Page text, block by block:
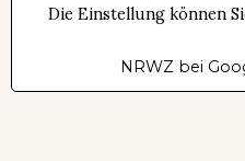
Die Einstellung können
NRWZ bei